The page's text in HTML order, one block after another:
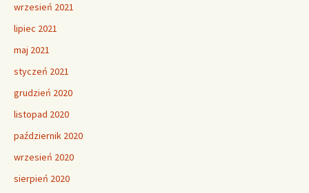
wrzesień 2021
lipiec 2021
maj 2021
styczeń 2021
grudzień 2020
listopad 2020
październik 2020
wrzesień 2020
sierpień 2020